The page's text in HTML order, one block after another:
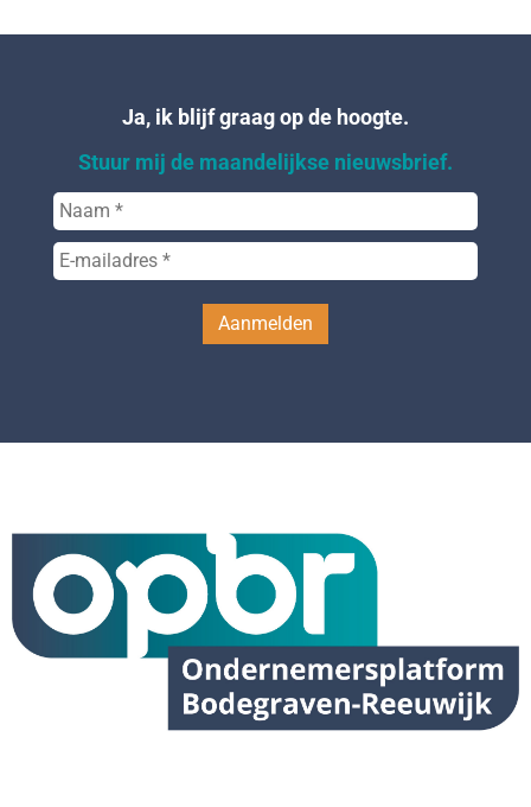
Ja, ik blijf graag op de hoogte.
Stuur mij de maandelijkse nieuwsbrief.